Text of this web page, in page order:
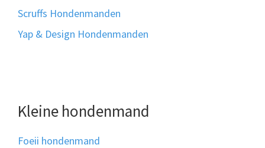
Scruffs Hondenmanden
Yap & Design Hondenmanden
Kleine hondenmand
Foeii hondenmand